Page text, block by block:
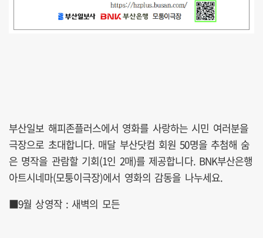
부산일보 해피존플러스에서 영화를 사랑하는 시민 여러분을
극장으로 초대합니다. 매달 부산닷컴 회원 50명을 추첨해 숨
은 명작을 관람할 기회(1인 2매)를 제공합니다. BNK부산은행
아트시네마(모퉁이극장)에서 영화의 감동을 나누세요.
■9월 상영작 : 새벽의 모든